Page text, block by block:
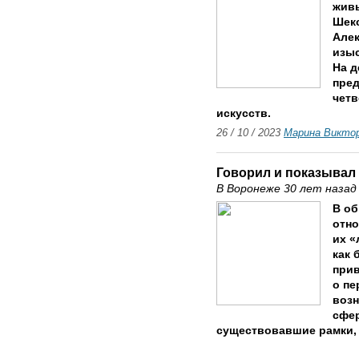
На
искусств.
26 / 10 / 2023 Марина
Говорил и показывал
В Воронеже 30 лет
В
их
как
о
существовавшие